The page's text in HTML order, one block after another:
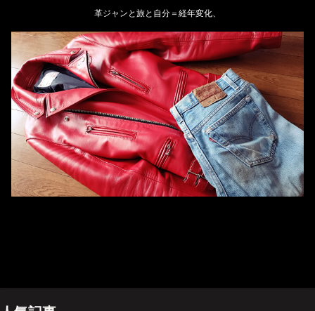
革ジャンと旅と自分＝経年変化、